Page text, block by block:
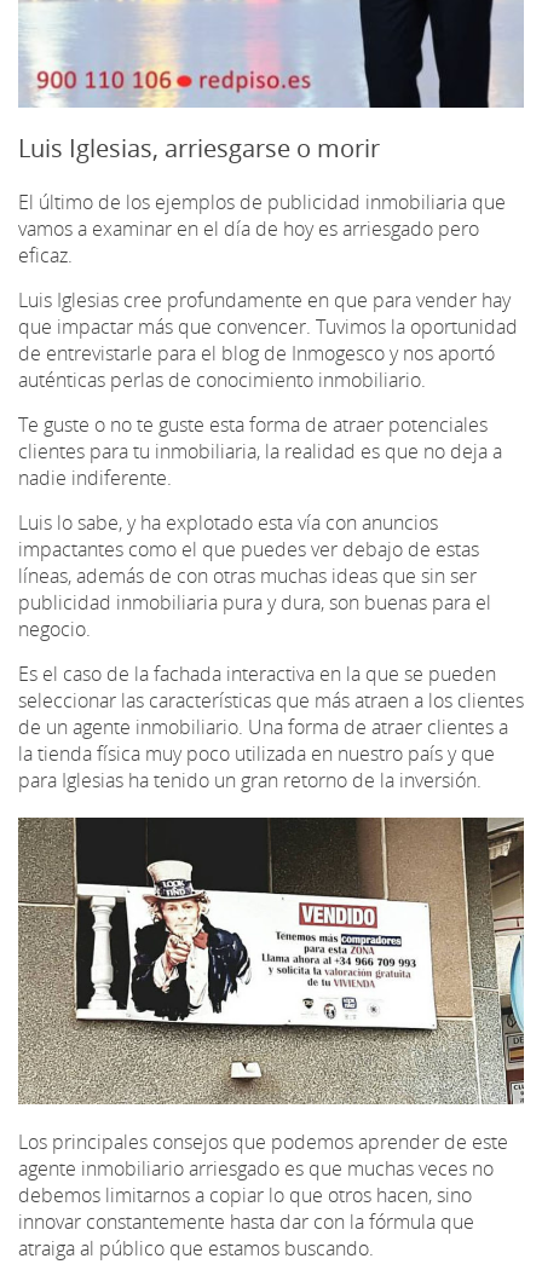
Luis Iglesias, arriesgarse o morir
El último de los ejemplos de publicidad inmobiliaria que
vamos a examinar en el día de hoy es arriesgado pero
eficaz.
Luis Iglesias cree profundamente en que para vender hay
que impactar más que convencer. Tuvimos la oportunidad
de entrevistarle para el blog de Inmogesco y nos aportó
auténticas perlas de conocimiento inmobiliario.
Te guste o no te guste esta forma de atraer potenciales
clientes para tu inmobiliaria, la realidad es que no deja a
nadie indiferente.
Luis lo sabe, y ha explotado esta vía con anuncios
impactantes como el que puedes ver debajo de estas
líneas, además de con otras muchas ideas que sin ser
publicidad inmobiliaria pura y dura, son buenas para el
negocio.
Es el caso de la fachada interactiva en la que se pueden
seleccionar las características que más atraen a los clientes
de un agente inmobiliario. Una forma de atraer clientes a
la tienda física muy poco utilizada en nuestro país y que
para Iglesias ha tenido un gran retorno de la inversión.
Los principales consejos que podemos aprender de este
agente inmobiliario arriesgado es que muchas veces no
debemos limitarnos a copiar lo que otros hacen, sino
innovar constantemente hasta dar con la fórmula que
atraiga al público que estamos buscando.